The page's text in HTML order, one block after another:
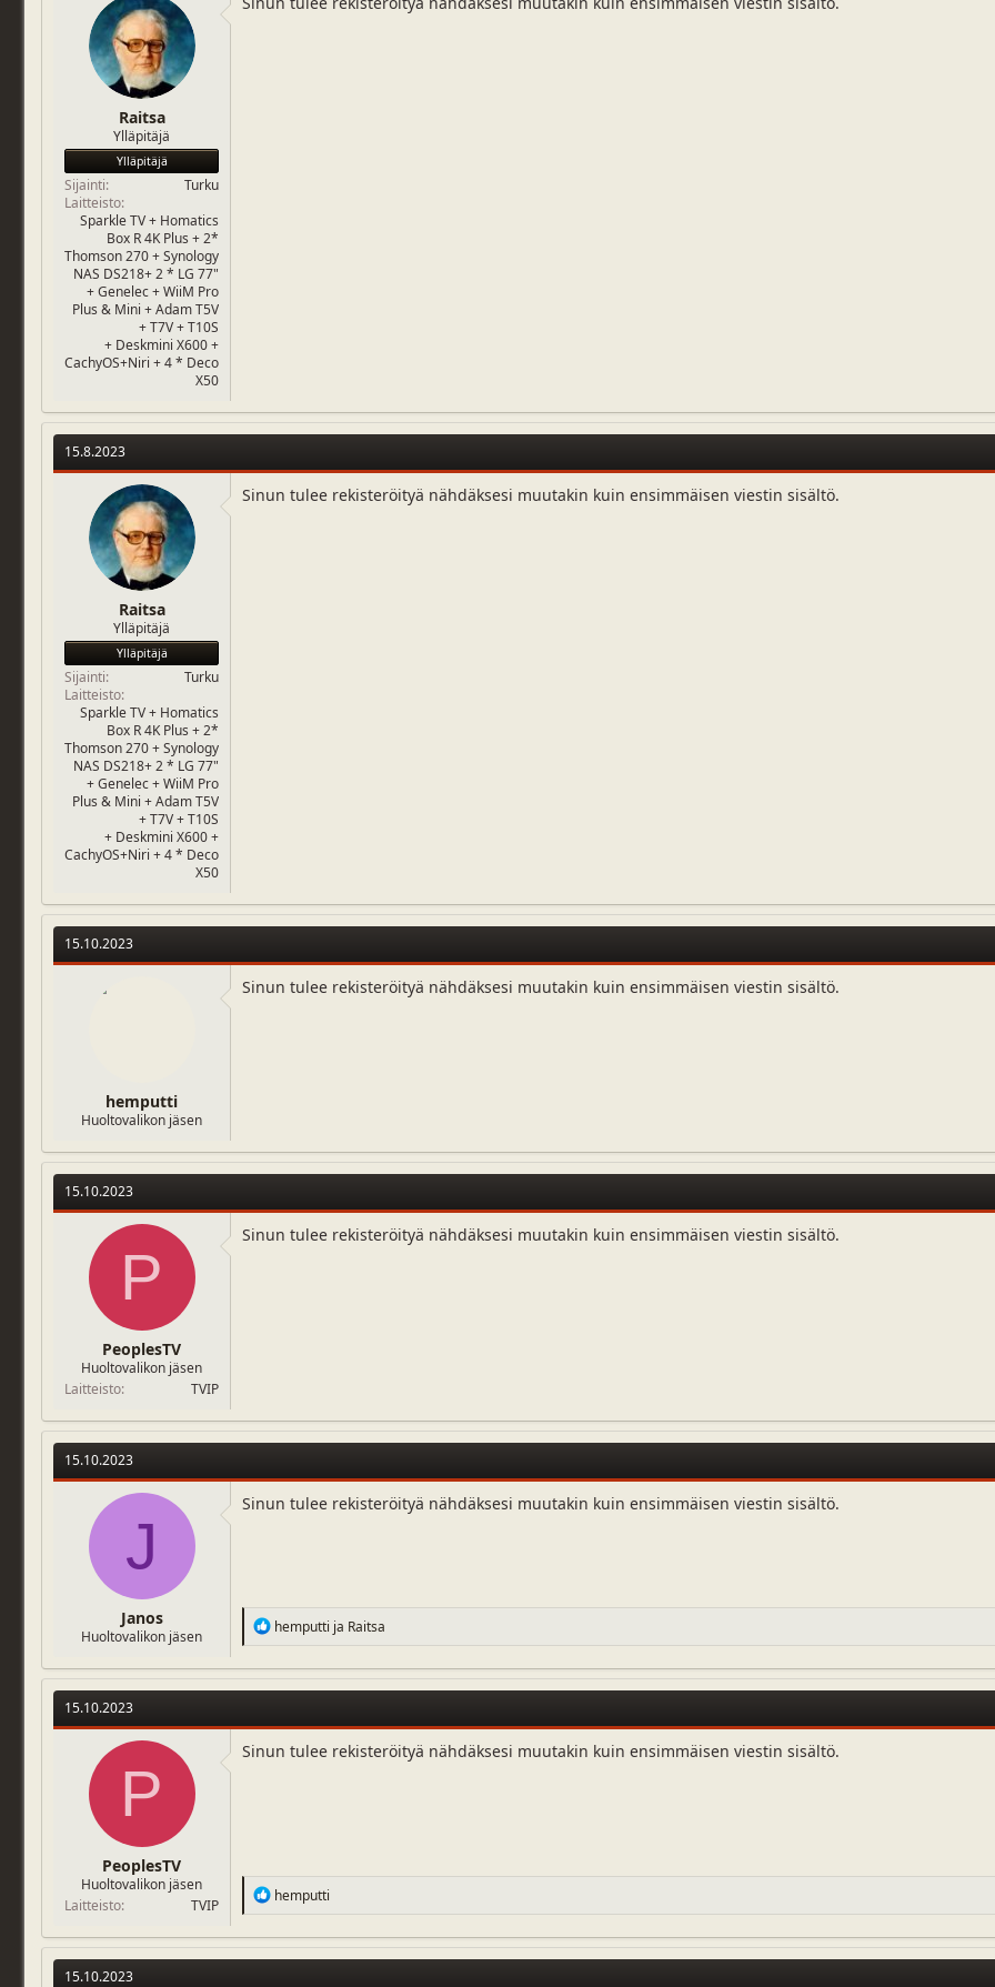
i
v
ä
m
ä
ä
r
ä
Raitsa
Ylläpitäjä
Ylläpitäjä
Sijainti
Turku
Laitteisto
Sparkle TV + Homatics
Box R 4K Plus + 2*
Thomson 270 + Synology
NAS DS218+ 2 * LG 77"
+ Genelec + WiiM Pro
Plus & Mini + Adam T5V
+ T7V + T10S
+ Deskmini X600 +
CachyOS+Niri + 4 * Deco
X50
15.8.2023
Raitsa
Ylläpitäjä
Ylläpitäjä
Sijainti
Turku
Laitteisto
Sparkle TV + Homatics
Box R 4K Plus + 2*
Thomson 270 + Synology
NAS DS218+ 2 * LG 77"
+ Genelec + WiiM Pro
Plus & Mini + Adam T5V
+ T7V + T10S
+ Deskmini X600 +
CachyOS+Niri + 4 * Deco
X50
Sinun tulee rekisteröityä nähdäksesi muutakin kuin ensimmäisen viestin sisältö.
15.10.2023
hemputti
Huoltovalikon jäsen
Sinun tulee rekisteröityä nähdäksesi muutakin kuin ensimmäisen viestin sisältö.
15.10.2023
P
PeoplesTV
Huoltovalikon jäsen
Laitteisto
TVIP
Sinun tulee rekisteröityä nähdäksesi muutakin kuin ensimmäisen viestin sisältö.
15.10.2023
J
Janos
Huoltovalikon jäsen
Sinun tulee rekisteröityä nähdäksesi muutakin kuin ensimmäisen viestin sisältö.
R
e
c
t
o
n
hemputti ja Raitsa
15.10.2023
P
PeoplesTV
Huoltovalikon jäsen
Laitteisto
TVIP
Sinun tulee rekisteröityä nähdäksesi muutakin kuin ensimmäisen viestin sisältö.
R
e
c
t
hemputti
15.10.2023